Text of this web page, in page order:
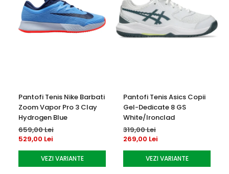
Curatare manuala cu laveta umeda
Nu se spala in masina de spalat
Se recomanda uscarea naturala dupa utilizare
Pantofi Tenis Nike Barbati
Zoom Vapor Pro 3 Clay
Hydrogen Blue
659,00 Lei
529,00 Lei
VEZI VARIANTE
Pantofi Tenis Asics Copii
Gel-Dedicate 8 GS
White/Ironclad
319,00 Lei
269,00 Lei
VEZI VARIANTE